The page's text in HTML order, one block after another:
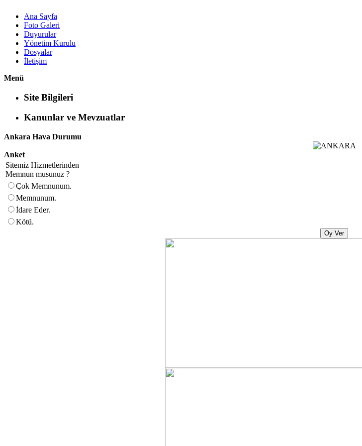
Ana Sayfa
Foto Galeri
Duyurular
Yönetim Kurulu
Dosyalar
İletişim
Menü
Site Bilgileri
Kanunlar ve Mevzuatlar
Ankara Hava Durumu
Anket
Sitemiz Hizmetlerinden
Memnun musunuz ?
Çok Memnunum.
Memnunum.
İdare Eder.
Kötü.